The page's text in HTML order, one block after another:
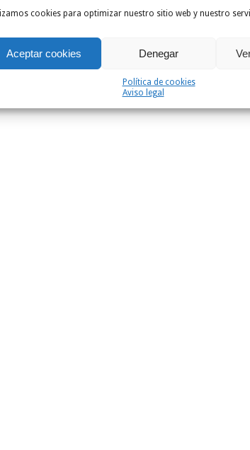
cookies para optimizar nuestro sitio web y nuestro
Aceptar cookies Denegar
Política de cookies
Aviso legal